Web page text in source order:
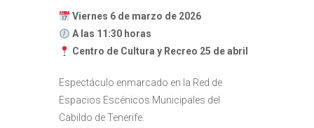
Viernes 6 de marzo de 2026
A las 11:30 horas
Centro de Cultura y Recreo 25 de abril
Espectáculo enmarcado en la Red de
Espacios Escénicos Municipales del
Cabildo de Tenerife.